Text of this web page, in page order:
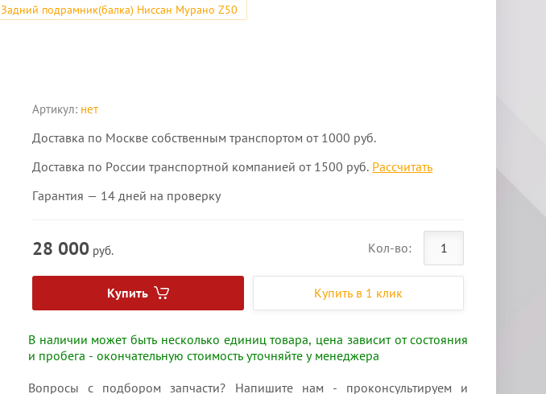
Задний подрамник(балка) Ниссан Мурано Z50
Артикул: нет
Доставка по Москве собственным транспортом от 1000 руб.
Доставка по России транспортной компанией от 1500 руб. Рассчитать
Гарантия — 14 дней на проверку
28 000 руб. Кол-во:
Купить Купить в 1 клик
В наличии может быть несколько единиц товара, цена зависит от состояния
и пробега - окончательную стоимость уточняйте у менеджера
Вопросы с подбором запчасти? Напишите нам - проконсультируем и